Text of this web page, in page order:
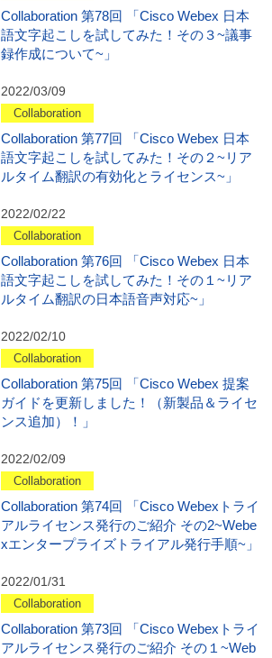
Collaboration 第78回 「Cisco Webex 日本
語文字起こしを試してみた！その３~議事
録作成について~」
2022/03/09
Collaboration
Collaboration 第77回 「Cisco Webex 日本
語文字起こしを試してみた！その２~リア
ルタイム翻訳の有効化とライセンス~」
2022/02/22
Collaboration
Collaboration 第76回 「Cisco Webex 日本
語文字起こしを試してみた！その１~リア
ルタイム翻訳の日本語音声対応~」
2022/02/10
Collaboration
Collaboration 第75回 「Cisco Webex 提案
ガイドを更新しました！（新製品＆ライセ
ンス追加）！」
2022/02/09
Collaboration
Collaboration 第74回 「Cisco Webexトライ
アルライセンス発行のご紹介 その2~Webe
xエンタープライズトライアル発行手順~」
2022/01/31
Collaboration
Collaboration 第73回 「Cisco Webexトライ
アルライセンス発行のご紹介 その１~Web